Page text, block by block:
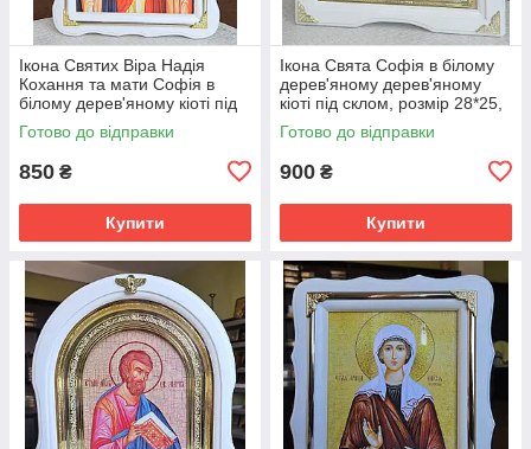
Ікона Святих Віра Надія
Кохання та мати Софія в
білому дерев'яному кіоті під
склом, розмір 37*27, сюжет
20*30
Готово до відправки
850 ₴
Купити
Ікона Свята Софія в білому
дерев'яному дерев'яному
кіоті під склом, розмір 28*25,
сюже 15*18
Готово до відправки
900 ₴
Купити